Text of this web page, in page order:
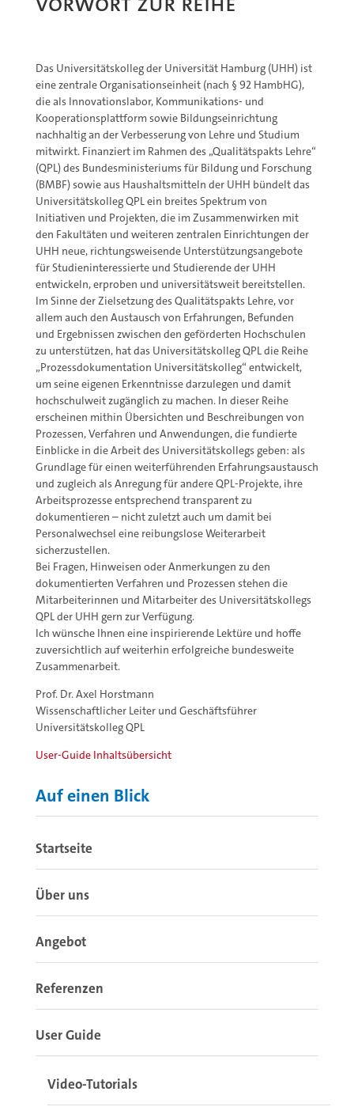
Das Universitätskolleg der Universität Hamburg (UHH) ist
eine zentrale Organisationseinheit (nach § 92 HambHG),
die als Innovationslabor, Kommunikations- und
Kooperationsplattform sowie Bildungseinrichtung
nachhaltig an der Verbesserung von Lehre und Studium
mitwirkt. Finanziert im Rahmen des „Qualitätspakts Lehre“
(QPL) des Bundesministeriums für Bildung und Forschung
(BMBF) sowie aus Haushaltsmitteln der UHH bündelt das
Universitätskolleg QPL ein breites Spektrum von
Initiativen und Projekten, die im Zusammenwirken mit
den Fakultäten und weiteren zentralen Einrichtungen der
UHH neue, richtungsweisende Unterstützungsangebote
für Studieninteressierte und Studierende der UHH
entwickeln, erproben und universitätsweit bereitstellen.
Im Sinne der Zielsetzung des Qualitätspakts Lehre, vor
allem auch den Austausch von Erfahrungen, Befunden
und Ergebnissen zwischen den geförderten Hochschulen
zu unterstützen, hat das Universitätskolleg QPL die Reihe
„Prozessdokumentation Universitätskolleg“ entwickelt,
um seine eigenen Erkenntnisse darzulegen und damit
hochschulweit zugänglich zu machen. In dieser Reihe
erscheinen mithin Übersichten und Beschreibungen von
Prozessen, Verfahren und Anwendungen, die fundierte
Einblicke in die Arbeit des Universitätskollegs geben: als
Grundlage für einen weiterführenden Erfahrungsaustausch
und zugleich als Anregung für andere QPL-Projekte, ihre
Arbeitsprozesse entsprechend transparent zu
dokumentieren – nicht zuletzt auch um damit bei
Personalwechsel eine reibungslose Weiterarbeit
sicherzustellen.
Bei Fragen, Hinweisen oder Anmerkungen zu den
dokumentierten Verfahren und Prozessen stehen die
Mitarbeiterinnen und Mitarbeiter des Universitätskollegs
QPL der UHH gern zur Verfügung.
Ich wünsche Ihnen eine inspirierende Lektüre und hoffe
zuversichtlich auf weiterhin erfolgreiche bundesweite
Zusammenarbeit.
Prof. Dr. Axel Horstmann
Wissenschaftlicher Leiter und Geschäftsführer
Universitätskolleg QPL
User-Guide Inhaltsübersicht
Auf einen Blick
Startseite
Über uns
Angebot
Referenzen
User Guide
Video-Tutorials